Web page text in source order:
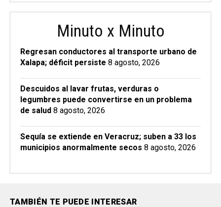
Minuto x Minuto
Regresan conductores al transporte urbano de
Xalapa; déficit persiste 8 agosto, 2026
Descuidos al lavar frutas, verduras o
legumbres puede convertirse en un problema
de salud 8 agosto, 2026
Sequía se extiende en Veracruz; suben a 33 los
municipios anormalmente secos 8 agosto, 2026
TAMBIÉN TE PUEDE INTERESAR